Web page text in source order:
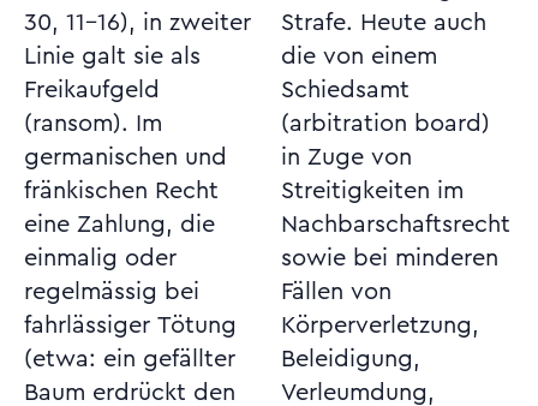
30, 11-16), in zweiter
Linie galt sie als
Freikaufgeld
(ransom). Im
germanischen und
fränkischen Recht
eine Zahlung, die
einmalig oder
regelmässig bei
fahrlässiger Tötung
(etwa: ein gefällter
Baum erdrückt den
Strafe. Heute auch
die von einem
Schiedsamt
(arbitration board)
in Zuge von
Streitigkeiten im
Nachbarschaftsrecht
sowie bei minderen
Fällen von
Körperverletzung,
Beleidigung,
Verleumdung,